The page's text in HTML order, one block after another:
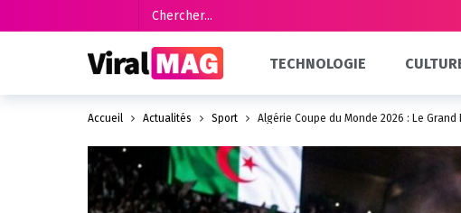
TECHNOLOGIE
Accueil Actualités Sport Algérie Coupe du Monde 2026 : Le